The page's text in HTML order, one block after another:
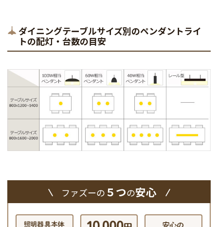
ダイニングテーブルサイズ別のペンダントライ
トの配灯・台数の目安
ファズーの５つの安心